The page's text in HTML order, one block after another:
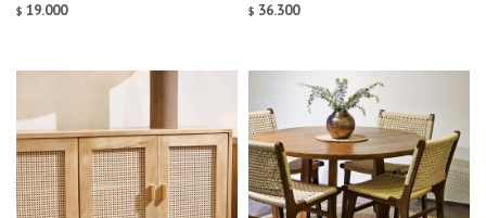
$ 19.000 $ 36.300